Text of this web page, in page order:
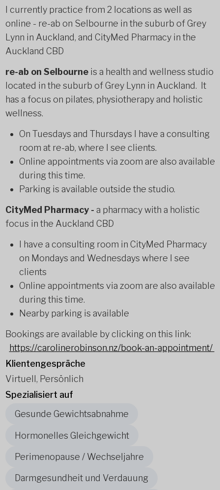
I currently practice from 2 locations as well as
online - re-ab on Selbourne in the suburb of Grey
Lynn in Auckland, and CityMed Pharmacy in the
Auckland CBD
re-ab on Selbourneis a health and wellness studio
located in the suburb of Grey Lynn in Auckland. It
has a focus on pilates, physiotherapy and holistic
wellness.
On Tuesdays and Thursdays I have a consulting
room at re-ab, where I see clients.
Online appointments via zoom are also available
during this time.
Parking is available outside the studio.
CityMed Pharmacy - a pharmacy with a holistic
focus in the Auckland CBD
I have a consulting room in CityMed Pharmacy
on Mondays and Wednesdays where I see
clients
Online appointments via zoom are also available
during this time.
Nearby parking is available
Bookings are available by clicking on this link:
https://carolinerobinson.nz/book-an-appointment/
Klientengespräche
Virtuell, Persönlich
Spezialisiert auf
Gesunde Gewichtsabnahme
Hormonelles Gleichgewicht
Perimenopause / Wechseljahre
Darmgesundheit und Verdauung